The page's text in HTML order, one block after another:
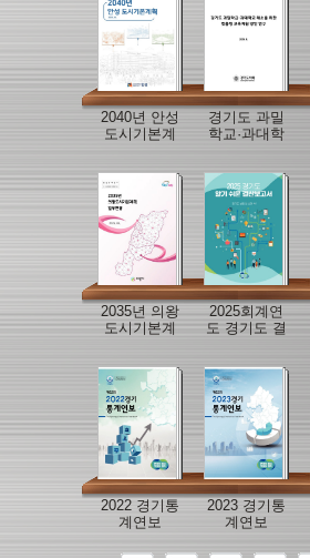
2040년 안성
도시기본계
경기도 과밀
학교·과대학
육지원 방안
연구
2035년 의왕
도시기본계
2025회계연
도 경기도 결
2022 경기통
계연보
2023 경기통
계연보